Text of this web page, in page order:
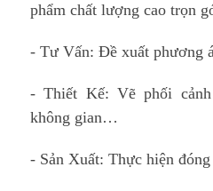
phẩm chất lượng cao trọn
- Tư Vấn: Đề xuất phương
- Thiết Kế: Vẽ phối
không gian…
- Sản Xuất: Thực hiện